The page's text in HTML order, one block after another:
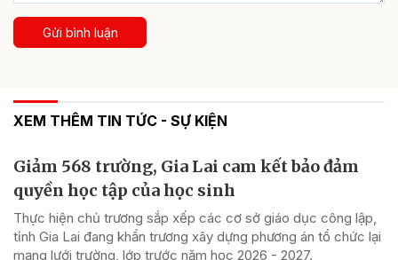
Gửi bình luận
XEM THÊM TIN TỨC - SỰ KIỆN
Giảm 568 trường, Gia Lai cam kết bảo đảm
quyền học tập của học sinh
Thực hiện chủ trương sắp xếp các cơ sở giáo dục công lập,
tỉnh Gia Lai đang khẩn trương xây dựng phương án tổ chức lại
mạng lưới trường, lớp trước năm học 2026 - 2027.